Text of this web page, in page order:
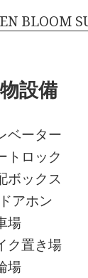
BLOOM
設備
ベーター
トロック
ボックス
アホン
場
ク置き場
場